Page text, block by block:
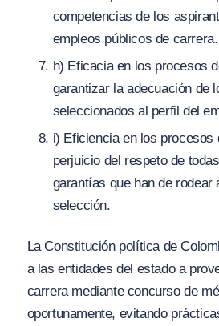
competencias de los
empleos públicos de carrera.
h) Eficacia en los procesos
garantizar la adecuación de
seleccionados al perfil del
i) Eficiencia en los procesos
perjuicio del respeto de
garantías que han de rodear
selección.
La Constitución política de
a las entidades del estado a
carrera mediante concurso de
oportunamente, evitando